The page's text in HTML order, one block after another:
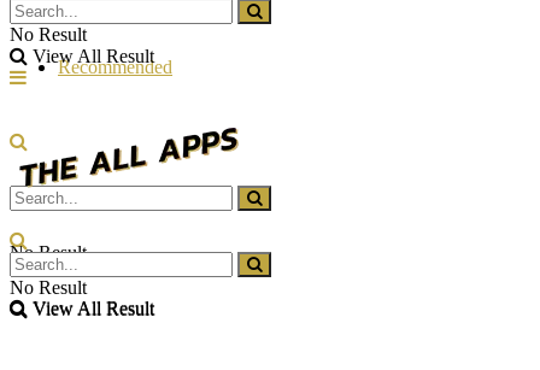
Freebies
Recommended
No Result
View All Result
No Result
View All Result
No Result
View All Result